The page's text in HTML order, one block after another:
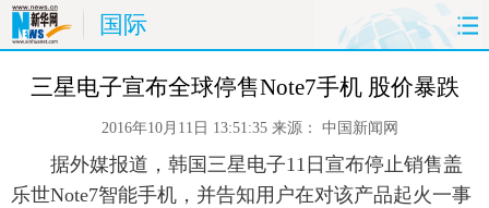
国际
首页 时政 国际 财经
体育 人事
时尚 思客 地方 法治
三星电子宣布全球停售Note7手机 股价暴跌
2016年10月11日 13:51:35 来源： 中国新闻网
据外媒报道，韩国三星电子11日宣布停止销售盖
乐世Note7智能手机，并告知用户在对该产品起火一事